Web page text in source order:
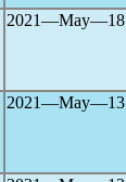
2021―May―18
2021―May―13